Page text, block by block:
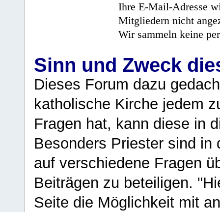
Ihre E-Mail-Adresse
Mitgliedern nicht
Wir sammeln keine
Sinn und Zweck
Dieses Forum dazu
katholische Kirche jedem
Fragen hat, kann diese in
Besonders Priester sind in
auf verschiedene Fragen
Beiträgen zu beteiligen.
Seite die Möglichkeit mit